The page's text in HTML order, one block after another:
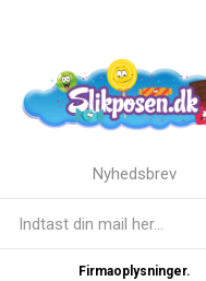
Nyhedsbrev
Firmaoplysninger.